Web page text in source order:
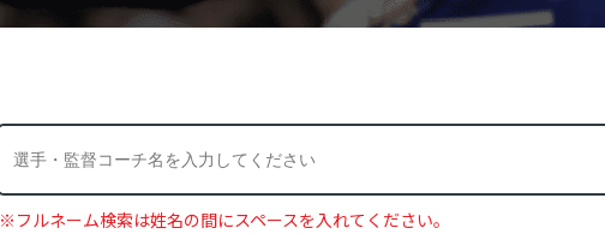
※フルネーム検索は姓名の間にスペースを入れてください。